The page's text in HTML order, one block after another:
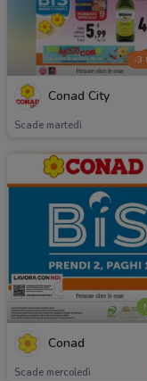
-3
Conad City
Scade martedì
Conad
Scade mercoledì